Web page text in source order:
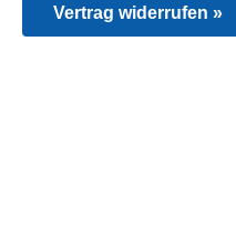
Vertrag widerrufen »